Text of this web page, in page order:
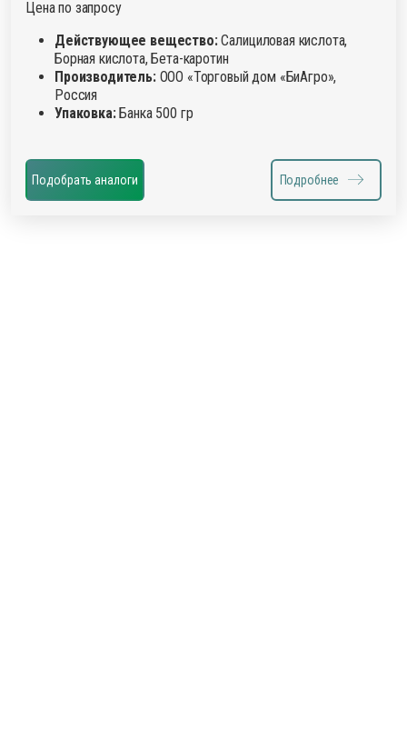
Цена по запросу
Действующее вещество:Салициловая кислота,
Борная кислота, Бета-каротин
Производитель:ООО «Торговый дом «БиАгро»,
Россия
Упаковка:Банка 500 гр
Подобрать аналоги Подробнее